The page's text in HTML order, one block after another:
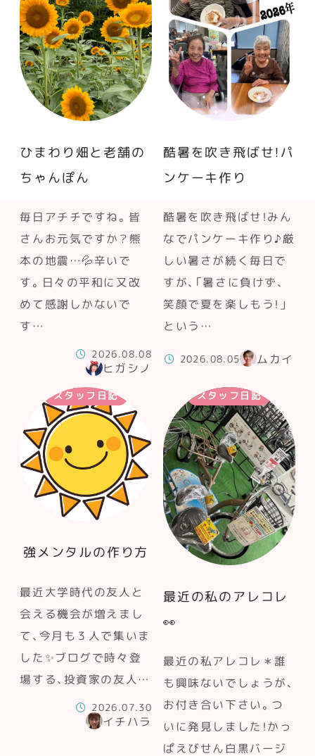
ひまわり畑と老舗の
ちゃんぽん
毎日アチチですね。皆
さんお元気ですか？熊
本の地震…💦辛いで
す。日々の平和に又改
めて感謝しかないで
す…
2026.08.08
ヒガシノ
酷暑を吹き飛ばせ！パ
ンケーキ作り
酷暑を吹き飛ばせ！みん
なでパンケーキ作り♪厳
しい暑さが続く毎日で
すが、「暑さに負けず、
笑顔で夏を楽しもう！」
という…
2026.08.05 ムカイ
スタッフ日記
強メンタルの作り方
最近大学時代の友人と
会える機会が増えまし
て、今月も３人で集いま
した✨ブログで時々登
場する、投資家の友人…
2026.07.30
イチハラ
スタッフ日記
最近の私のアレコレ
👀
最近の私アレコレ＊誰
も興味ないでしょうが、
お付き合い下さい。つ
いに発見しました！かっ
ぱえびせん白黒バージ